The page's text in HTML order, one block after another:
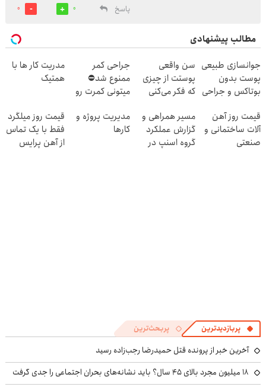
پاسخ
0
0
مطالب پیشنهادی
جوانسازی طبیعی
پوست بدون
بوتاکس و جراحی
تخفیف ویژه
سن واقعی
پوستت از چیزی
که فکر می‌کنی
جراحی کمر
ممنوع شد⛔
میتونی کمرت رو
کنی! 👈🏻
پرسش‌نامه
مدریت کار ها با
همتیک
قیمت روز آهن
آلات ساختمانی و
صنعتی
مسیر همراهی و
گزارش عملکرد
گروه اسنپ در
مدیریت پروژه و
کارها
قیمت روز میلگرد
فقط با یک تماس
از آهن پرایس
پربازدیدترین پربحث‌ترین
آخرین خبر از پرونده قتل حمیدرضا رجب‌زاده رسید
۱۸ میلیون مجرد بالای ۴۵ سال؟ باید نشانه‌های بحران اجتماعی را جدی گرفت